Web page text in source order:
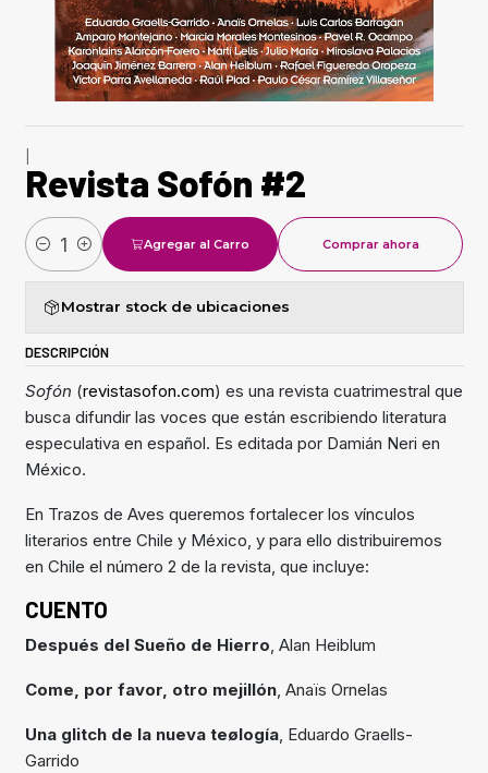
Revista Sofón #2
Cantidad
Agregar al Carro Comprar ahora
Mostrar stock de ubicaciones
DESCRIPCIÓN
Sofón (revistasofon.com) es una revista cuatrimestral que
busca difundir las voces que están escribiendo literatura
especulativa en español. Es editada por Damián Neri en
México.
En Trazos de Aves queremos fortalecer los vínculos
literarios entre Chile y México, y para ello distribuiremos
en Chile el número 2 de la revista, que incluye:
CUENTO
Después del Sueño de Hierro, Alan Heiblum
Come, por favor, otro mejillón, Anaïs Ornelas
Una glitch de la nueva teølogía, Eduardo Graells-
Garrido